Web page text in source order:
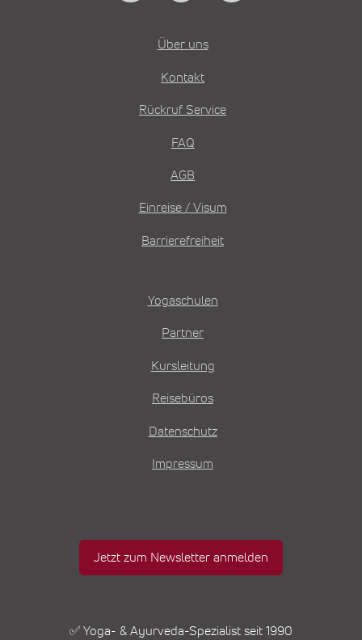
Über uns
Kontakt
Rückruf Service
FAQ
AGB
Einreise / Visum
Barrierefreiheit
Yogaschulen
Partner
Kursleitung
Reisebüros
Datenschutz
Impressum
Jetzt zum Newsletter anmelden
✅ Yoga- & Ayurveda-Spezialist seit 1990